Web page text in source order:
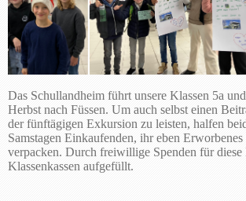
Das Schullandheim führt unsere Klassen 5a
Herbst nach Füssen. Um auch selbst einen
der fünftägigen Exkursion zu leisten, halfen
Samstagen Einkaufenden, ihr eben
verpacken. Durch freiwillige Spenden für
Klassenkassen aufgefüllt.